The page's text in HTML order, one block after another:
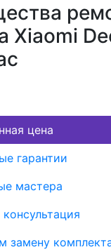
Xiaomi
цена
гарантии
мастера
замену